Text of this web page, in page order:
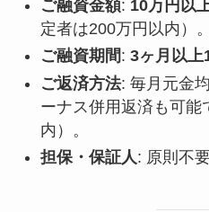
ご融資金額: 10万円以
定者は200万円以内）。
ご融資期間: 3ヶ月以上
ご返済方法: 毎月元金
ーナス併用返済も可能
内）。
担保・保証人: 原則不